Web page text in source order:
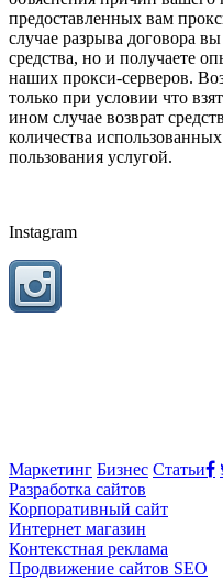
предоставленных вам
случае разрыва договора
средства, но и получаете
наших прокси-серверов.
только при условии что
ином случае возврат
количества
пользования услугой.
Instagram
Маркетинг Бизнес Статьи
Разработка сайтов
Корпоративный сайт
Интернет магазин
Контекстная реклама
Продвижение сайтов SEO